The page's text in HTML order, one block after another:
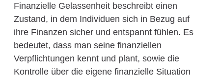
Finanzielle Gelassenheit beschreibt einen
Zustand, in dem Individuen sich in Bezug auf
ihre Finanzen sicher und entspannt fühlen. Es
bedeutet, dass man seine finanziellen
Verpflichtungen kennt und plant, sowie die
Kontrolle über die eigene finanzielle Situation